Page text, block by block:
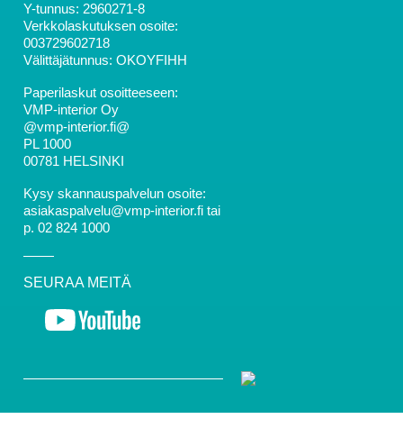
Y-tunnus: 2960271-8
Verkkolaskutuksen osoite:
003729602718
Välittäjätunnus: OKOYFIHH
Paperilaskut osoitteeseen:
VMP-interior Oy
@vmp-interior.fi@
PL 1000
00781 HELSINKI
Kysy skannauspalvelun osoite:
asiakaspalvelu@vmp-interior.fi tai
p. 02 824 1000
SEURAA MEITÄ